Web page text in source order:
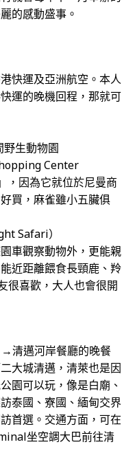
的感動盛事。
快運及亞洲航空。本人
運的晚機回程，那就可
生動物園
Center
，因為它就位於尼曼商
買，麻雀雖小五臟俱
Safari）
車觀察動物外，更能親
近距離餵食長頸鹿、羚
很喜歡，大人也會很開
→清邁河岸餐廳的晚餐
大城清邁，清萊也是因
園可以玩，像是白廟、
泰國、寮國、緬甸交界
首選。交通方面，可在
坐空調大巴前往清